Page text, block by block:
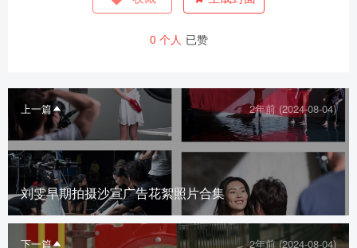
0 个人 已赞
上一篇 2年前 (2024-08-04)
刘雯早期拍摄沙宣广告花絮照片合集
下一篇 2年前 (2024-08-04)